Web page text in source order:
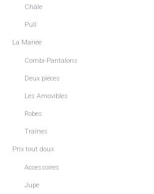
Châle
Pull
La Mariée
Combi-Pantalons
Deux pièces
Les Amovibles
Robes
Traînes
Prix tout doux
Accessoires
Jupe